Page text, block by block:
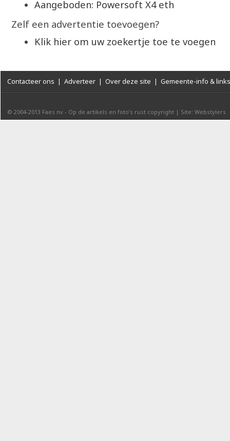
Aangeboden: Powersoft X4 eth
Zelf een advertentie toevoegen?
Klik hier om uw zoekertje toe te voegen
Contacteer ons | Adverteer | Over deze site | Gemeente-info & links
© 2004-2013 Faes nv - Op de artikels en foto’s rust copyright | Site: Webstylers